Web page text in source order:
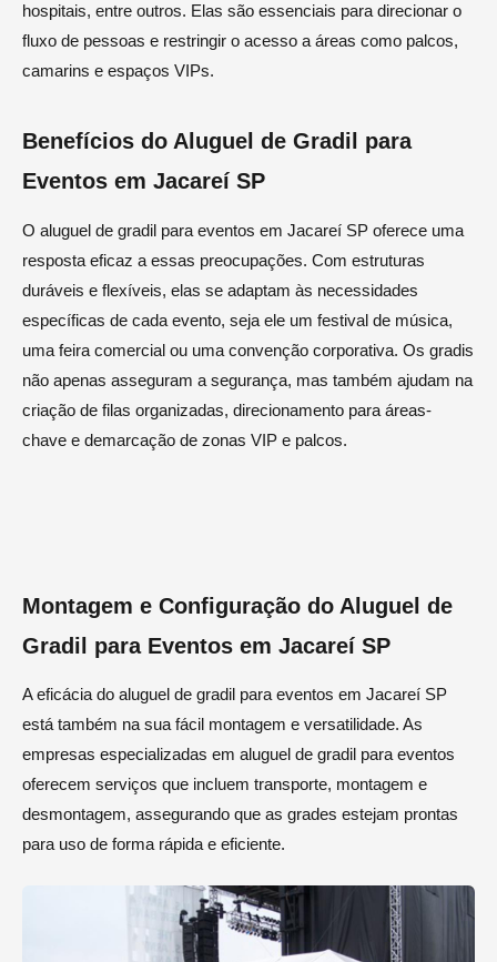
hospitais, entre outros. Elas são essenciais para direcionar o
fluxo de pessoas e restringir o acesso a áreas como palcos,
camarins e espaços VIPs.
Benefícios do Aluguel de Gradil para
Eventos em Jacareí SP
O aluguel de gradil para eventos em Jacareí SP oferece uma
resposta eficaz a essas preocupações. Com estruturas
duráveis e flexíveis, elas se adaptam às necessidades
específicas de cada evento, seja ele um festival de música,
uma feira comercial ou uma convenção corporativa. Os gradis
não apenas asseguram a segurança, mas também ajudam na
criação de filas organizadas, direcionamento para áreas-
chave e demarcação de zonas VIP e palcos.
Montagem e Configuração do Aluguel de
Gradil para Eventos em Jacareí SP
A eficácia do aluguel de gradil para eventos em Jacareí SP
está também na sua fácil montagem e versatilidade. As
empresas especializadas em aluguel de gradil para eventos
oferecem serviços que incluem transporte, montagem e
desmontagem, assegurando que as grades estejam prontas
para uso de forma rápida e eficiente.